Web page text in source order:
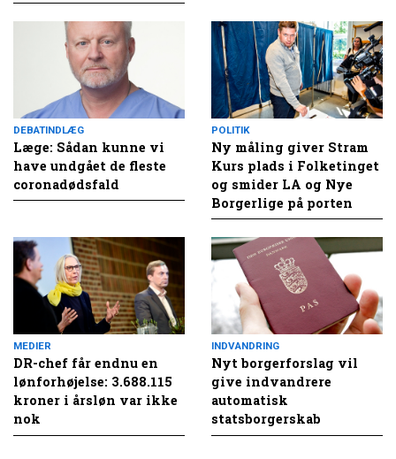
DEBATINDLÆG
Læge: Sådan kunne vi
have undgået de fleste
coronadødsfald
POLITIK
Ny måling giver Stram
Kurs plads i Folketinget
og smider LA og Nye
Borgerlige på porten
MEDIER
DR-chef får endnu en
lønforhøjelse: 3.688.115
kroner i årsløn var ikke
nok
INDVANDRING
Nyt borgerforslag vil
give indvandrere
automatisk
statsborgerskab